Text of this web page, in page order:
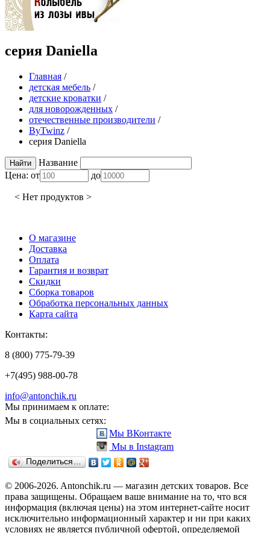
серия Daniella
Главная /
детская мебель /
детские кроватки /
для новорожденных /
отечественные производители /
ByTwinz /
серия Daniella
Название
Цена: от до
< Нет продуктов >
О магазине
Доставка
Оплата
Гарантия и возврат
Скидки
Сборка товаров
Обработка персональных данных
Карта сайта
Контакты:
8 (800) 775-79-39
+7(495) 988-00-78
info@antonchik.ru
Мы принимаем к оплате:
Мы в социальных сетях:
Мы ВКонтакте
Мы в Instagram
Поделиться…
© 2006-2026. Antonchik.ru — магазин детских товаров. Все
права защищены. Обращаем ваше внимание на то, что вся
информация (включая цены) на этом интернет-сайте носит
исключительно информационный характер и ни при каких
условиях не является публичной офертой, определяемой